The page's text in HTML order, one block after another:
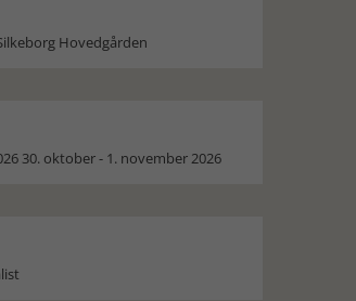
Hovedgården
30. oktober - 1. november 2026